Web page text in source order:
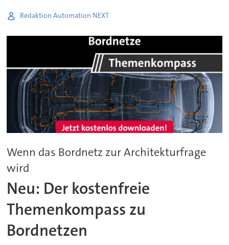
Redaktion Automation NEXT
Wenn das Bordnetz zur Architekturfrage
wird
Neu: Der kostenfreie
Themenkompass zu
Bordnetzen